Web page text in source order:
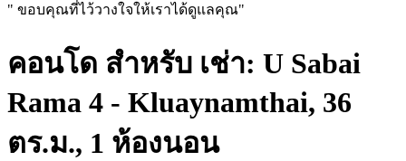
" ขอบคุณที่ไว้วางใจให้เราได้ดูแลคุณ"
คอนโด สำหรับ เช่า: U Sabai
Rama 4 - Kluaynamthai, 36
ตร.ม., 1 ห้องนอน